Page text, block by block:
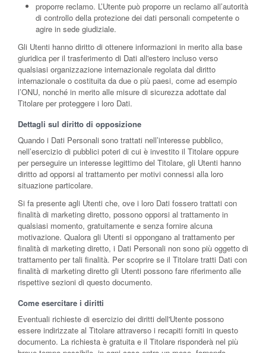
proporre reclamo. L’Utente può proporre un reclamo all’autorità
di controllo della protezione dei dati personali competente o
agire in sede giudiziale.
Gli Utenti hanno diritto di ottenere informazioni in merito alla base
giuridica per il trasferimento di Dati all'estero incluso verso
qualsiasi organizzazione internazionale regolata dal diritto
internazionale o costituita da due o più paesi, come ad esempio
l’ONU, nonché in merito alle misure di sicurezza adottate dal
Titolare per proteggere i loro Dati.
Dettagli sul diritto di opposizione
Quando i Dati Personali sono trattati nell’interesse pubblico,
nell’esercizio di pubblici poteri di cui è investito il Titolare oppure
per perseguire un interesse legittimo del Titolare, gli Utenti hanno
diritto ad opporsi al trattamento per motivi connessi alla loro
situazione particolare.
Si fa presente agli Utenti che, ove i loro Dati fossero trattati con
finalità di marketing diretto, possono opporsi al trattamento in
qualsiasi momento, gratuitamente e senza fornire alcuna
motivazione. Qualora gli Utenti si oppongano al trattamento per
finalità di marketing diretto, i Dati Personali non sono più oggetto di
trattamento per tali finalità. Per scoprire se il Titolare tratti Dati con
finalità di marketing diretto gli Utenti possono fare riferimento alle
rispettive sezioni di questo documento.
Come esercitare i diritti
Eventuali richieste di esercizio dei diritti dell'Utente possono
essere indirizzate al Titolare attraverso i recapiti forniti in questo
documento. La richiesta è gratuita e il Titolare risponderà nel più